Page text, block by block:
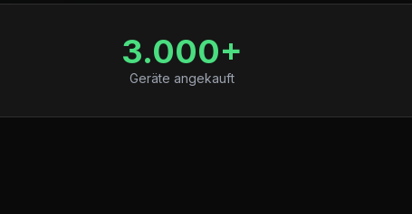
3.000+
Geräte angekauft